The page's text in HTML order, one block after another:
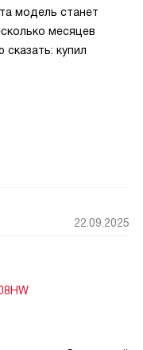
модель станет
месяцев
купил
22.09.2025